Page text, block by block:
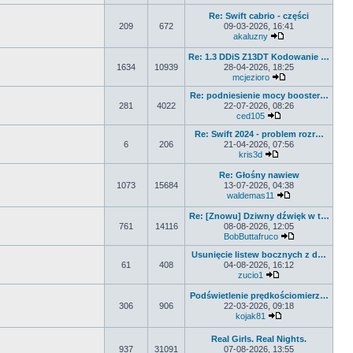
209 672
Re: Swift cabrio - części
09-03-2026, 16:41
akaluzny
1634 10939
Re: 1.3 DDiS Z13DT Kodowanie …
28-04-2026, 18:25
mcjezioro
Wyświetl
281 4022
Re: podniesienie mocy booster…
22-07-2026, 08:26
ced105
Wyświetl
6 206
Re: Swift 2024 - problem rozr…
21-04-2026, 07:56
kris3d
Wyświetl
1073 15684
Re: Głośny nawiew
13-07-2026, 04:38
waldemas11
761 14116
Re: [Znowu] Dziwny dźwięk w t…
08-08-2026, 12:05
BobButtafruco
Wyświetl
61 408
Usunięcie listew bocznych z d…
04-08-2026, 16:12
zucio1
Wyświetl
306 906
Podświetlenie prędkościomierz…
22-03-2026, 09:18
kojak81
937 31091
Real Girls. Real Nights.
07-08-2026, 13:55